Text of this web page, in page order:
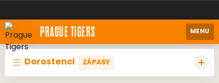
PRAGUE TIGERS MENU
Dorostenci ZÁPASY